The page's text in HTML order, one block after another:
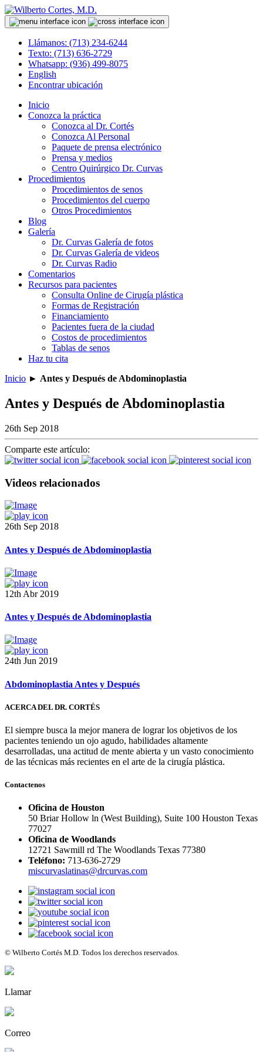
Llámanos: (713) 234-6244
Texto: (713) 636-2729
Whatsapp: (936) 499-8075
English
Encontrar ubicación
Inicio
Conozca la práctica
Conozca al Dr. Cortés
Conozca Al Personal
Paquete de prensa electrónico
Prensa y medios
Centro Quirúrgico Dr. Curvas
Procedimientos
Procedimientos de senos
Procedimientos del cuerpo
Otros Procedimientos
Blog
Galería
Dr. Curvas Galería de fotos
Dr. Curvas Galería de videos
Dr. Curvas Radio
Comentarios
Recursos para pacientes
Consulta Online de Cirugía plástica
Formas de Registración
Financiamiento
Pacientes fuera de la ciudad
Costos de procedimientos
Tablas de senos
Haz tu cita
Inicio ► Antes y Después de Abdominoplastia
Antes y Después de Abdominoplastia
26th Sep 2018
Comparte este artículo:
Videos relacionados
26th Sep 2018
Antes y Después de Abdominoplastia
12th Abr 2019
Antes y Después de Abdominoplastia
24th Jun 2019
Abdominoplastia Antes y Después
ACERCA DEL DR. CORTÉS
El siempre busca la mejor manera de lograr los objetivos de los
pacientes teniendo un ojo agudo, habilidades altamente
desarrolladas, una actitud de mente abierta y un vasto conocimiento
de las técnicas más recientes en el arte de la cirugía plástica.
Contactenos
Oficina de Houston
50 Briar Hollow ln (West Building), Suite 100 Houston Texas
77027
Oficina de Woodlands
12721 Sawmill rd The Woodlands Texas 77380
Teléfono: 713-636-2729
miscurvaslatinas@drcurvas.com
© Wilberto Cortés M.D. Todos los derechos reservados.
Llamar
Correo